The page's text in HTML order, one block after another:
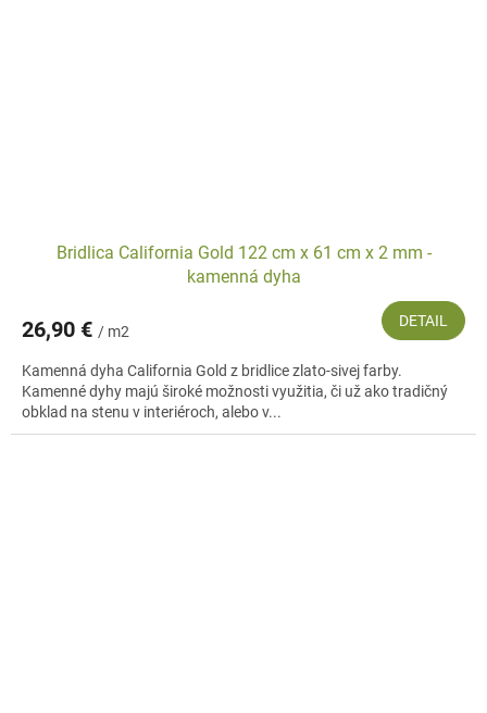
Bridlica California Gold 122 cm x 61 cm x 2 mm -
kamenná dyha
26,90 € / m2
DETAIL
Kamenná dyha California Gold z bridlice zlato-sivej farby.
Kamenné dyhy majú široké možnosti využitia, či už ako tradičný
obklad na stenu v interiéroch, alebo v...